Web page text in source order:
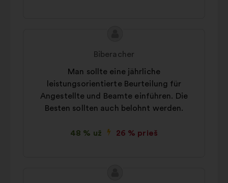
Biberacher
Man sollte eine jährliche
leistungsorientierte Beurteilung für
Angestellte und Beamte einführen. Die
Besten sollten auch belohnt werden.
48 % už 26 % prieš